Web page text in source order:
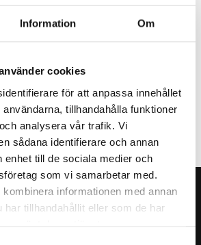
Information Om
cookies
för att anpassa innehållet
tillhandahålla funktioner
analysera vår trafik. Vi
sådana identifierare och annan
enhet till de sociala medier och
som vi samarbetar med.
informationen med annan
har tillhandahållit eller som de har